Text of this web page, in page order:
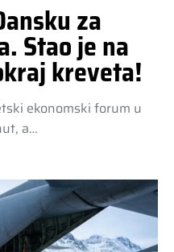
za
Stao je na
kreveta!
ekonomski forum u
a…